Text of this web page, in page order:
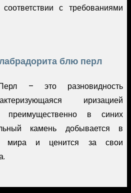
с требованиями
блю перл
– это разновидность
иризацией
преимущественно в синих
камень добывается в
мира и ценится за свои